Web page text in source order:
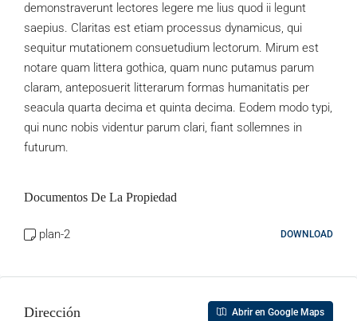
demonstraverunt lectores legere me lius quod ii legunt
saepius. Claritas est etiam processus dynamicus, qui
sequitur mutationem consuetudium lectorum. Mirum est
notare quam littera gothica, quam nunc putamus parum
claram, anteposuerit litterarum formas humanitatis per
seacula quarta decima et quinta decima. Eodem modo typi,
qui nunc nobis videntur parum clari, fiant sollemnes in
futurum.
Documentos De La Propiedad
plan-2 DOWNLOAD
Dirección Abrir en Google Maps